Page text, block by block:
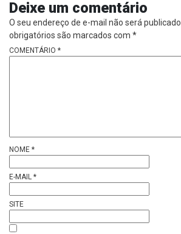
Deixe um comentário
O seu endereço de e-mail não será publicado.
obrigatórios são marcados com *
COMENTÁRIO *
NOME *
E-MAIL *
SITE